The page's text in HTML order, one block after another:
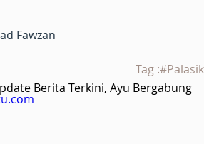
Fawzan
Tag :#Palasik
Berita Terkini, Ayu Bergabung